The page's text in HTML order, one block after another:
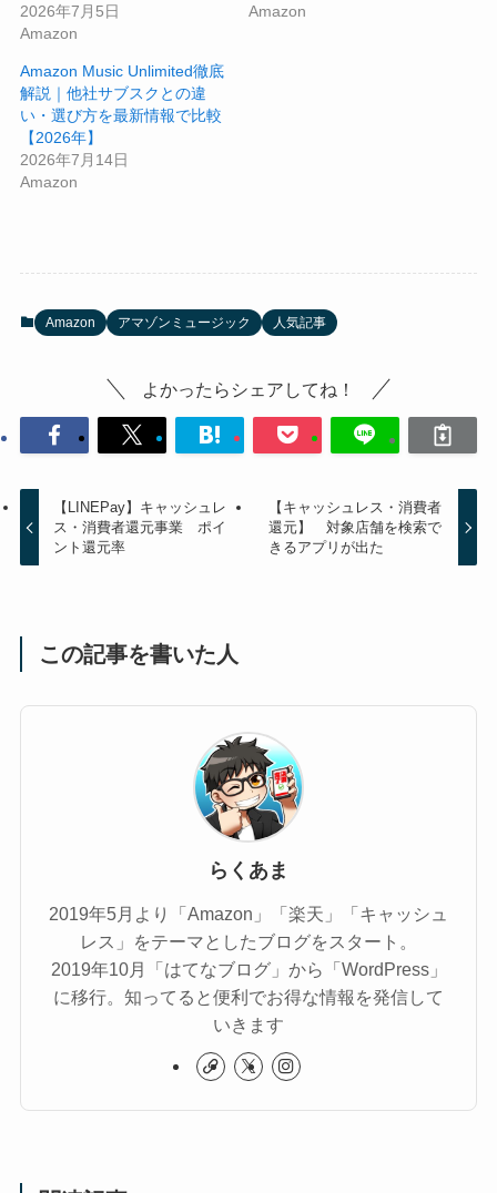
2026年7月5日
Amazon
Amazon
Amazon Music Unlimited徹底
解説｜他社サブスクとの違
い・選び方を最新情報で比較
【2026年】
2026年7月14日
Amazon
Amazon アマゾンミュージック 人気記事
よかったらシェアしてね！
【LINEPay】キャッシュレ
ス・消費者還元事業 ポイ
ント還元率
【キャッシュレス・消費者
還元】 対象店舗を検索で
きるアプリが出た
この記事を書いた人
らくあま
2019年5月より「Amazon」「楽天」「キャッシュ
レス」をテーマとしたブログをスタート。
2019年10月「はてなブログ」から「WordPress」
に移行。知ってると便利でお得な情報を発信して
いきます